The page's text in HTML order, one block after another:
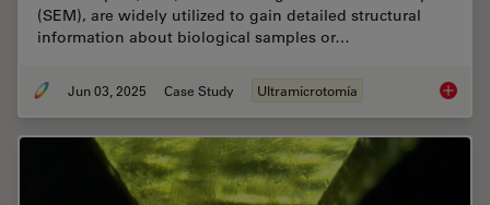
(SEM), are widely utilized to gain detailed structural
information about biological samples or…
Jun 03, 2025 Case Study Ultramicrotomía How